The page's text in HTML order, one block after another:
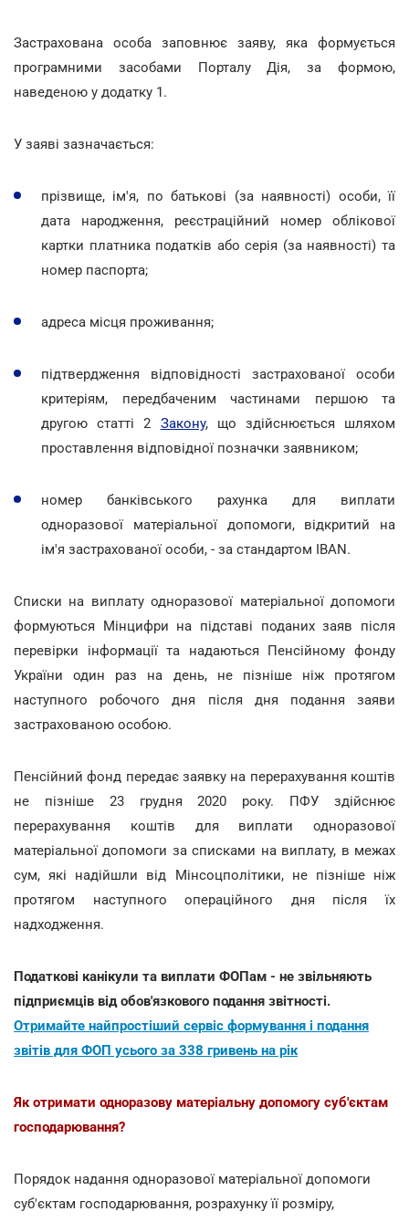
Застрахована особа заповнює заяву, яка формується
програмними засобами Порталу Дія, за формою,
наведеною у додатку 1.
У заяві зазначається:
прізвище, ім'я, по батькові (за наявності) особи, її
дата народження, реєстраційний номер облікової
картки платника податків або серія (за наявності) та
номер паспорта;
адреса місця проживання;
підтвердження відповідності застрахованої особи
критеріям, передбаченим частинами першою та
другою статті 2 Закону, що здійснюється шляхом
проставлення відповідної позначки заявником;
номер банківського рахунка для виплати
одноразової матеріальної допомоги, відкритий на
ім'я застрахованої особи, - за стандартом IBAN.
Списки на виплату одноразової матеріальної допомоги
формуються Мінцифри на підставі поданих заяв після
перевірки інформації та надаються Пенсійному фонду
України один раз на день, не пізніше ніж протягом
наступного робочого дня після дня подання заяви
застрахованою особою.
Пенсійний фонд передає заявку на перерахування коштів
не пізніше 23 грудня 2020 року. ПФУ здійснює
перерахування коштів для виплати одноразової
матеріальної допомоги за списками на виплату, в межах
сум, які надійшли від Мінсоцполітики, не пізніше ніж
протягом наступного операційного дня після їх
надходження.
Податкові канікули та виплати ФОПам - не звільняють
підприємців від обов'язкового подання звітності.
Отримайте найпростіший сервіс формування і подання
звітів для ФОП усього за 338 гривень на рік
Як отримати одноразову матеріальну допомогу суб'єктам
господарювання?
Порядок надання одноразової матеріальної допомоги
суб'єктам господарювання, розрахунку її розміру,